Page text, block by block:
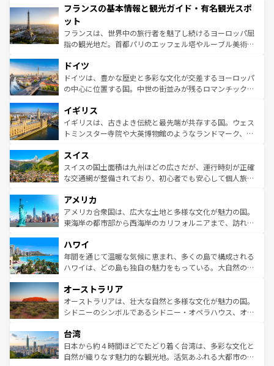
ませてくれるイタリアで、忘れられない旅をしてみよう！
なお、新着のイタリア情報は
しい。
文化が根付くこの国では、情熱的なフラメンコ、熱気あふ
れる闘牛、そして美味しいタパスが生活の一部となってい
る。首都マドリードの洗練された雰囲気や、バルセロナの
アートに溢れた街角から、地方では古代ローマ遺跡や中世
せる。地方によって風土や気候が異なるスペインはその個
性で訪れる人を魅了する。 なお、新着のスペイン情報は コ
ンテンツ一覧を参照してほしい。
フランスの基本情報と観光ガイド・有名観光スポ
ット
フランスは、世界中の旅行者を魅了し続けるヨーロッパ屈
指の観光地だ。首都パリのエッフェル塔やルーブル美術館
で、幅広い魅力が詰まっている。華麗な宮殿、歴史的な大
聖堂、美しいビーチ、そして豊かな自然が、訪れる者を心
から魅了する。また、フランスは美食の国としても知ら
いる。シャンパンの発祥地であるランス、プロヴァンスの
香り高いラベンダー畑など、多彩な楽しみ方が可能だ。さ
らに、パリ以外の地域にも魅力が溢れており、どの街角に
れる地方に足を運ぶとそれぞれで全く異なる文化を体験で
きるだろう。 なお、新着のフランス情報はコンテンツ一覧
を参照してほしい。
ドイツ
ドイツは、豊かな歴史と多彩な文化が交差するヨーロッパ
の中心に位置する国。中世の街並みが残るロマンチック街
顔を持つこの国は、どこを歩いても飽きることがない。ベ
ルリンの文化的活気、バイエルン州のアルプスの絶景、そ
してライン川沿いのワイン畑といった風景は必見。ビール
は、お酒好きな人にはぜひ体験してほしい。 なお、新着の
ドイツ情報はコンテンツ一覧を参照してほしい。
イギリス
イギリスは、古きよき伝統と最先端が共存する国。ウェス
トミンスター寺院や大英博物館のようなランドマーク、歴
リアごとに異なる魅力がある。また、優雅なアフタヌーン
ティー、ビール好きにはたまらない英国パブ、サッカー観
戦など、本場だからこそできる体験も豊富。イギリスを旅
ンツ一覧を参照してほしい。
スイス
スイスの国土面積は九州ほどの広さだが、運行時刻が正確
な交通網が整備されており、初心者でも安心して個人旅行
の建物がそのまま残る町や、スイスならではのユニークな
博物館もあり、アルプス観光だけでなく町歩きも満喫する
ことができる。国民の所得が高いため物価も高いが、旅行
ば市内交通費無料で観光を楽しむこともできる。 なお、新
着のスイス情報はコンテンツ一覧 を参照してほしい。
アメリカ
アメリカ合衆国は、広大な土地と多様な文化が魅力の国。
東海岸の都市部から西海岸のカリフォルニアまで、訪れる
のような巨大都市は、観光、ショッピング、エンターテイ
ンメントが詰まった刺激的なスポットだ。一方、アメリカ
西部には大自然が広がり、グランドキャニオンやイエロー
部のニューオーリンズでは、音楽と美食が融合した独特の
文化が魅力。旅行者はアメリカの各地域で異なる魅力を楽
しみながら、その多様性と豊かな歴史を感じることができ
ならではの贅沢な旅のスタイルだ。 なお、新着のアメリカ
情報はコンテンツ一覧を参照してほしい。
ハワイ
年間を通じて温暖な気候に恵まれ、多くの島で構成される
ハワイは、どの島も独自の魅力をもっている。大自然の神
ワイ島は見逃せない。また、定番の観光地といえばオアフ
島だが、静かな自然を求めるならマウイ島やカウアイ島が
おすすめ。エメラルドグリーンに輝く海をはじめ、豊かな
れるおもてなしの心で訪れる人々を迎えてくれるハワイの
人々、おいしいローカルフードやハワイアンミュージッ
ク、伝統的なフラダンスなど、すべてがハワイの魅力を彩
オーストラリア
オーストラリアは、壮大な自然と多様な文化が魅力の国。
シドニーのシンボルであるシドニー・オペラハウス、オー
リアリーフや大陸中央部にそびえるウルル（エアーズロッ
ク）、タスマニアの美しい原生林やケアンズの熱帯雨林な
ど、見どころがたくさん。また、カフェやワイン、オージ
台湾
日本から約４時間ほどでたどり着く台湾は、多彩な文化と
自然が織りなす魅力的な観光地。活気あふれる大都市の台